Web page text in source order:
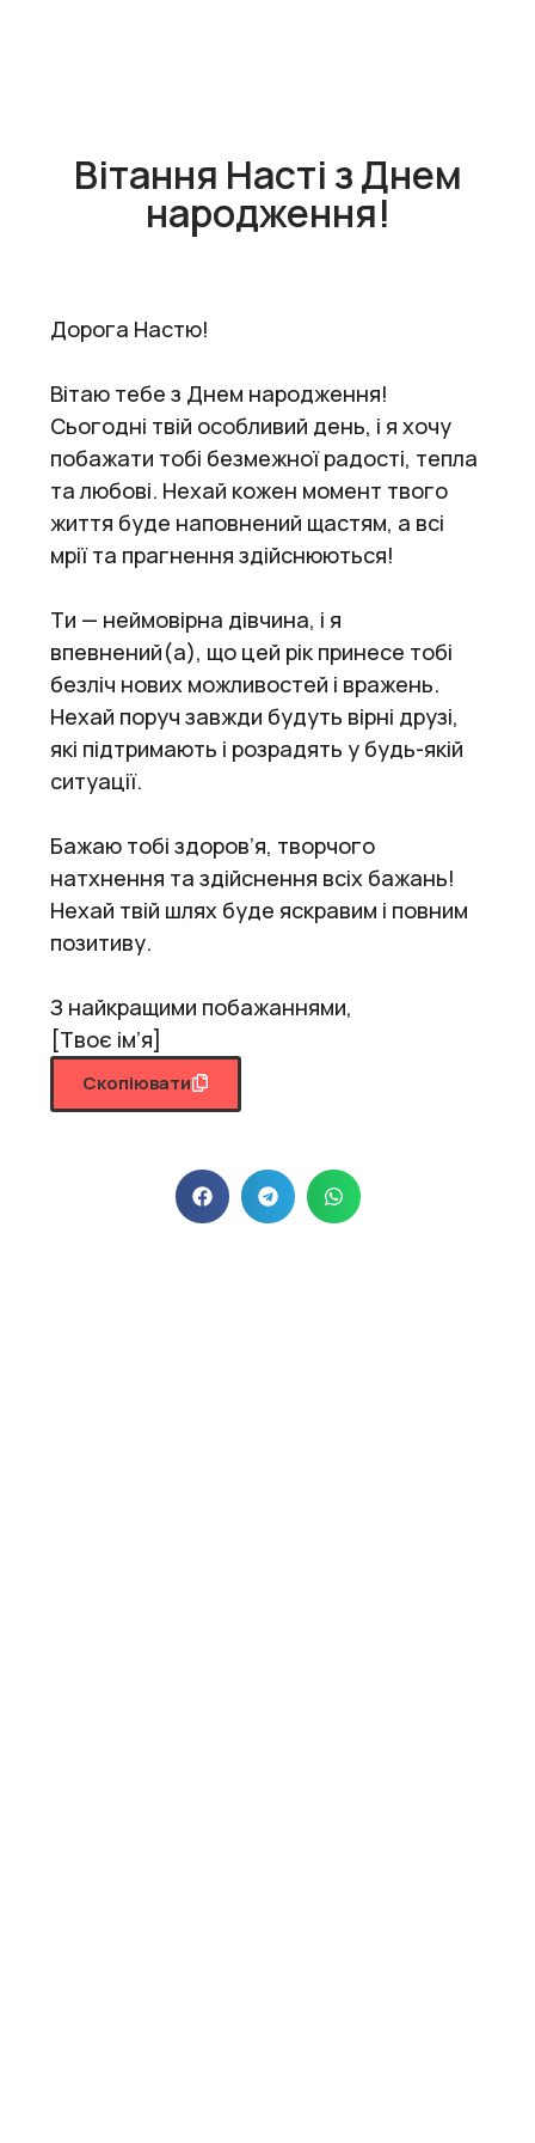
Вітання Насті з Днем
народження!
Дорога Настю!
Вітаю тебе з Днем народження!
Сьогодні твій особливий день, і я хочу
побажати тобі безмежної радості, тепла
та любові. Нехай кожен момент твого
життя буде наповнений щастям, а всі
мрії та прагнення здійснюються!
Ти — неймовірна дівчина, і я
впевнений(а), що цей рік принесе тобі
безліч нових можливостей і вражень.
Нехай поруч завжди будуть вірні друзі,
які підтримають і розрадять у будь-якій
ситуації.
Бажаю тобі здоров’я, творчого
натхнення та здійснення всіх бажань!
Нехай твій шлях буде яскравим і повним
позитиву.
З найкращими побажаннями,
[Твоє ім’я]
Скопіювати